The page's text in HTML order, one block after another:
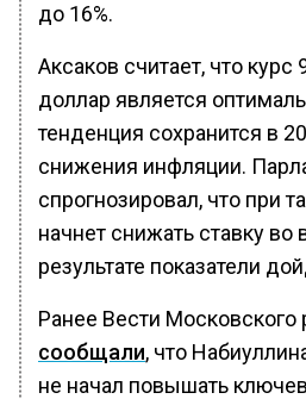
до 16%.
Аксаков считает, что курс
доллар является
тенденция сохранится в
снижения инфляции.
спрогнозировал, что при
начнет снижать ставку во
результате показатели
Ранее Вести Московского
сообщали, что
не начал повышать